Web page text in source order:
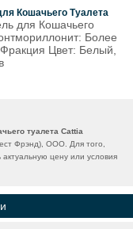
Кошачьего Туалета
для Кошачьего
Более
Цвет: Белый,
туалета Cattia
Фрэнд), ООО. Для того,
цену или условия